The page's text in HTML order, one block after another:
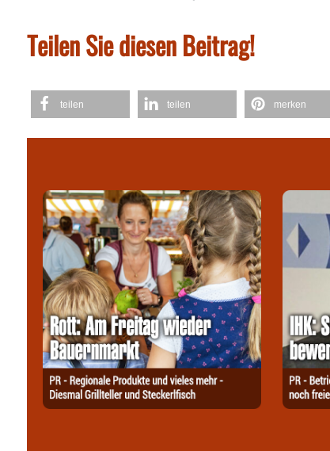
Teilen Sie diesen Beitrag!
teilen teilen merken